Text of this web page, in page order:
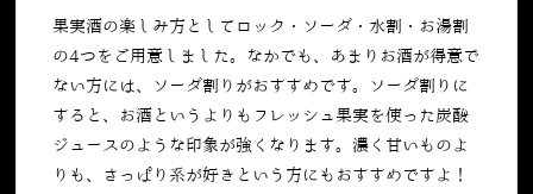
果実酒の楽しみ方としてロック・ソーダ・水割・お湯割
の4つをご用意しました。なかでも、あまりお酒が得意で
ない方には、ソーダ割りがおすすめです。ソーダ割りに
すると、お酒というよりもフレッシュ果実を使った炭酸
ジュースのような印象が強くなります。濃く甘いものよ
りも、さっぱり系が好きという方にもおすすめですよ！